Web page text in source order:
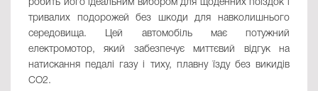
робить його ідеальним вибором для щоденних поїздок і
тривалих подорожей без шкоди для навколишнього
середовища. Цей автомобіль має потужний
електромотор, який забезпечує миттєвий відгук на
натискання педалі газу і тиху, плавну їзду без викидів
CO2.